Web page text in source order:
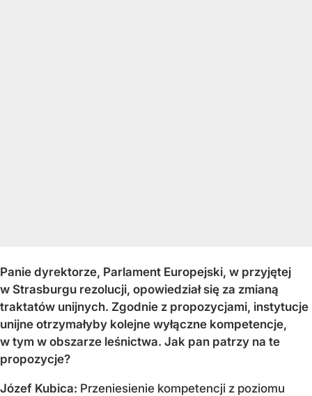
Panie dyrektorze, Parlament Europejski, w przyjętej
w Strasburgu rezolucji, opowiedział się za zmianą
traktatów unijnych. Zgodnie z propozycjami, instytucje
unijne otrzymałyby kolejne wyłączne kompetencje,
w tym w obszarze leśnictwa. Jak pan patrzy na te
propozycje?
Józef Kubica: Przeniesienie kompetencji z poziomu